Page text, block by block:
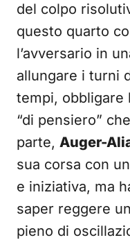
del colpo
questo quarto
l’avversario in
allungare i turni
tempi, obbligare
“di pensiero”
parte, Auger-
sua corsa con
e iniziativa, ma
saper reggere
pieno di